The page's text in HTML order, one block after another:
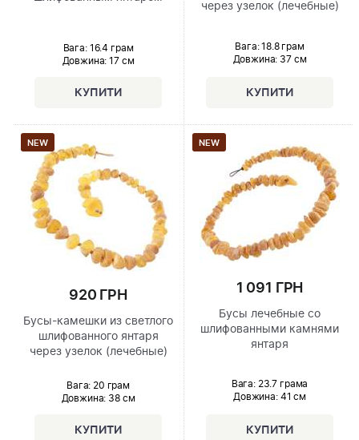
Вага: 16.4 грам
Довжина: 17 см
через узелок (лечебные)
Вага: 18.8 грам
Довжина: 37 см
NEW
920 ГРН
Бусы-камешки из светлого
шлифованного янтаря
через узелок (лечебные)
Вага: 20 грам
Довжина: 38 см
NEW
1 091 ГРН
Бусы лечебные со
шлифованными камнями
янтаря
Вага: 23.7 грама
Довжина:41 см